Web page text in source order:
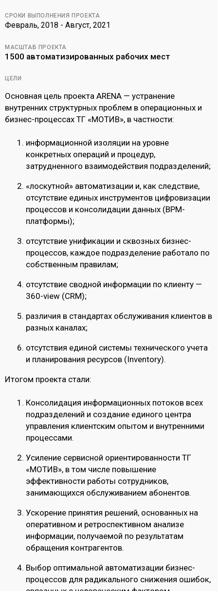
СРОКИ ВЫПОЛНЕНИЯ ПРОЕКТА
Февраль, 2018 - Август, 2021
МАСШТАБ ПРОЕКТА
1500 автоматизированных рабочих мест
ЦЕЛИ
Основная цель проекта ARENA — устранение
внутренних структурных проблем в операционных и
бизнес-процессах ТГ «МОТИВ», в частности:
информационной изоляции на уровне
конкретных операций и процедур,
затрудненного взаимодействия подразделений;
«лоскутной» автоматизации и, как следствие,
отсутствие единых инструментов цифровизации
процессов и консолидации данных (BPM-
платформы);
отсутствие унификации и сквозных бизнес-
процессов, каждое подразделение работало по
собственным правилам;
отсутствие сводной информации по клиенту —
360-view (CRM);
различия в стандартах обслуживания клиентов в
разных каналах;
отсутствия единой системы технического учета
и планирования ресурсов (Inventory).
Итогом проекта стали:
Консолидация информационных потоков всех
подразделений и создание единого центра
управления клиентским опытом и внутренними
процессами.
Усиление сервисной ориентированности ТГ
«МОТИВ», в том числе повышение
эффективности работы сотрудников,
занимающихся обслуживанием абонентов.
Ускорение принятия решений, основанных на
оперативном и ретроспективном анализе
информации, получаемой по результатам
обращения контрагентов.
Выбор оптимальной автоматизации бизнес-
процессов для радикального снижения ошибок,